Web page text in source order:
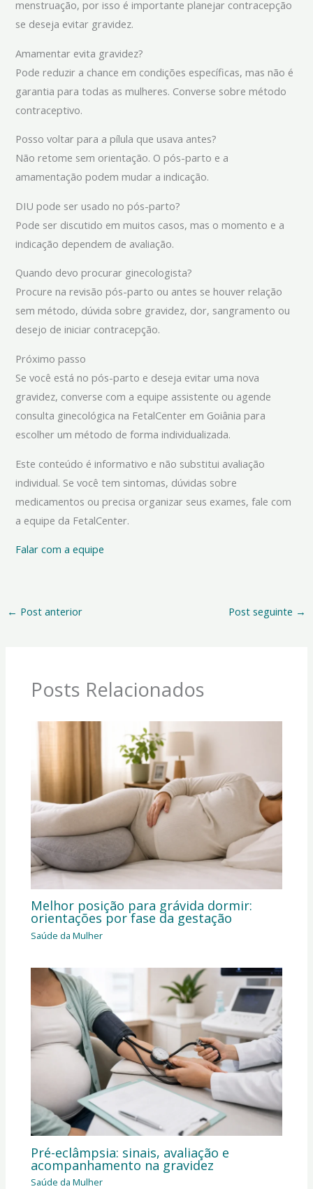
menstruação, por isso é importante planejar contracepção
se deseja evitar gravidez.
Amamentar evita gravidez?
Pode reduzir a chance em condições específicas, mas não é
garantia para todas as mulheres. Converse sobre método
contraceptivo.
Posso voltar para a pílula que usava antes?
Não retome sem orientação. O pós-parto e a
amamentação podem mudar a indicação.
DIU pode ser usado no pós-parto?
Pode ser discutido em muitos casos, mas o momento e a
indicação dependem de avaliação.
Quando devo procurar ginecologista?
Procure na revisão pós-parto ou antes se houver relação
sem método, dúvida sobre gravidez, dor, sangramento ou
desejo de iniciar contracepção.
Próximo passo
Se você está no pós-parto e deseja evitar uma nova
gravidez, converse com a equipe assistente ou agende
consulta ginecológica na FetalCenter em Goiânia para
escolher um método de forma individualizada.
Este conteúdo é informativo e não substitui avaliação
individual. Se você tem sintomas, dúvidas sobre
medicamentos ou precisa organizar seus exames, fale com
a equipe da FetalCenter.
Falar com a equipe
← Post anterior Post seguinte →
Posts Relacionados
Melhor posição para grávida dormir:
orientações por fase da gestação
Saúde da Mulher
Pré-eclâmpsia: sinais, avaliação e
acompanhamento na gravidez
Saúde da Mulher